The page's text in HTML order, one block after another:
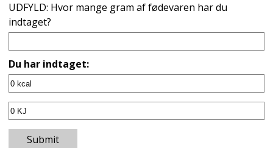
UDFYLD: Hvor mange gram af fødevaren har du
indtaget?
Du har indtaget:
Submit